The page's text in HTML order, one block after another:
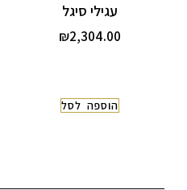
עגילי סיגל
₪2,304.00
הוספה לסל